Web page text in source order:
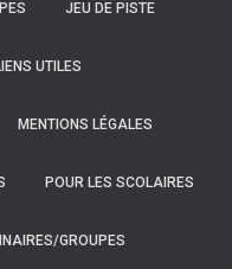
JEU DE PISTE
UTILES
MENTIONS LÉGALES
POUR LES SCOLAIRES
GROUPES